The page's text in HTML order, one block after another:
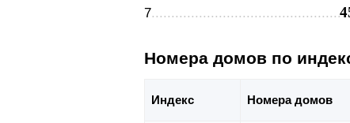
7
Номера домов по
Индекс Номера домов